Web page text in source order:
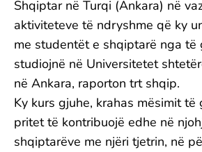
Shqiptar në Turqi (Ankara) në
aktiviteteve të ndryshme që ky
me studentët e shqiptarë nga të
studiojnë në Universitetet
në Ankara, raporton trt shqip.
Ky kurs gjuhe, krahas mësimit të
pritet të kontribuojë edhe në
shqiptarëve me njëri tjetrin, në